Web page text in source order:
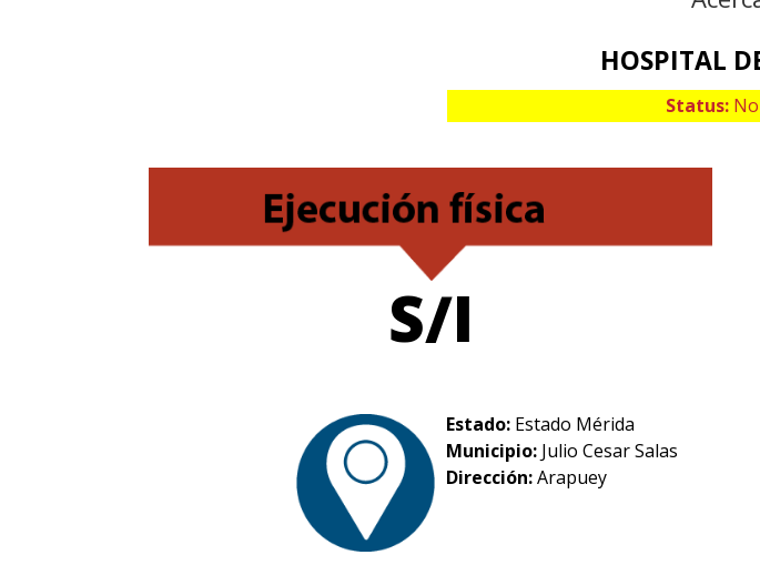
HOSPITAL
Status:
S/I
Estado: Estado Mérida
Municipio: Julio Cesar Salas
Dirección:Arapuey